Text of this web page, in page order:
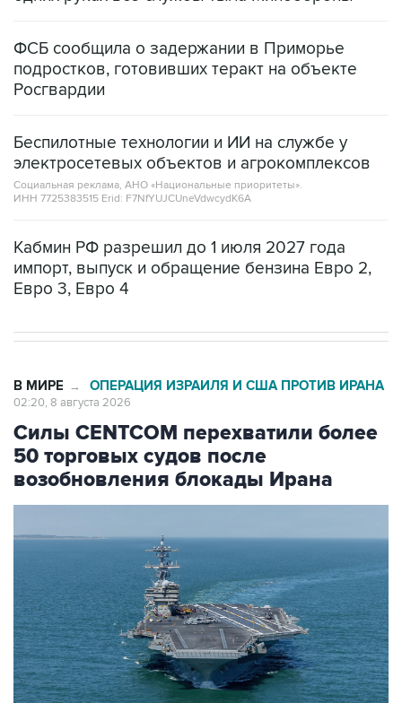
ФСБ сообщила о задержании в Приморье
Росгвардии
Беспилотные технологии и ИИ на службе у
Социальная реклама, АНО «Национальные приоритеты».
ИНН 7725383515 Erid: F7NfYUJCUneVdwcydK6A
Кабмин РФ разрешил до 1 июля 2027 года
Евро 3, Евро 4
Силы CENTCOM перехватили более
50 торговых судов после
возобновления блокады Ирана
Фото: Zuma\ТАСС